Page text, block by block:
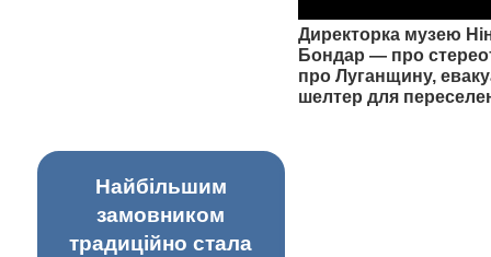
Директорка музею
Бондар — про
про Луганщину,
шелтер для
Найбільшим
замовником
традиційно стала